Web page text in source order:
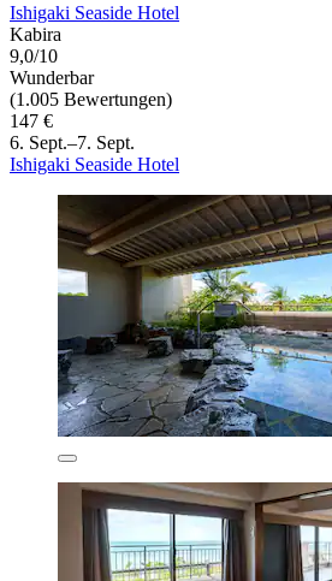
Ishigaki Seaside Hotel
Kabira
9,0/10
Wunderbar
(1.005 Bewertungen)
147 €
6. Sept.–7. Sept.
Ishigaki Seaside Hotel